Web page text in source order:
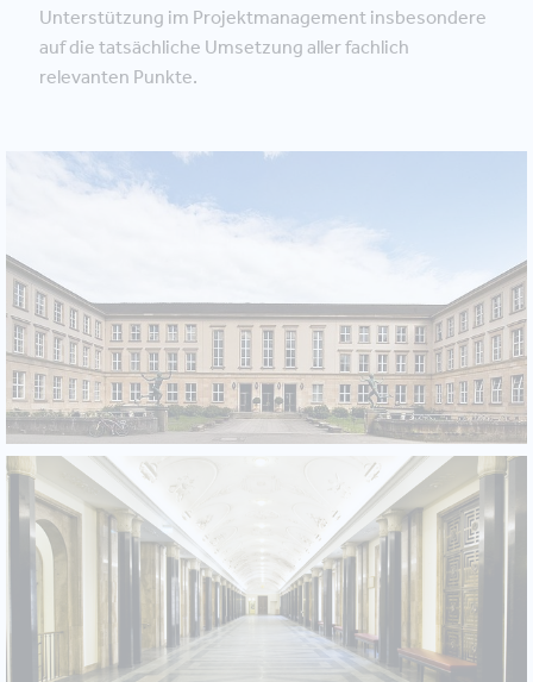
Unterstützung im Projektmanagement insbesondere
auf die tatsächliche Umsetzung aller fachlich
relevanten Punkte.